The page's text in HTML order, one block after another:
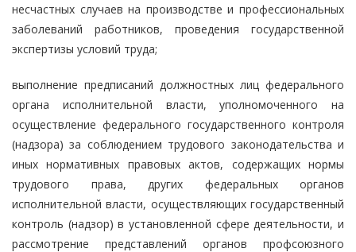
несчастных случаев на производстве и профессиональных
заболеваний работников, проведения государственной
экспертизы условий труда;
выполнение предписаний должностных лиц федерального
органа исполнительной власти, уполномоченного на
осуществление федерального государственного контроля
(надзора) за соблюдением трудового законодательства и
иных нормативных правовых актов, содержащих нормы
трудового права, других федеральных органов
исполнительной власти, осуществляющих государственный
контроль (надзор) в установленной сфере деятельности, и
рассмотрение представлений органов профсоюзного